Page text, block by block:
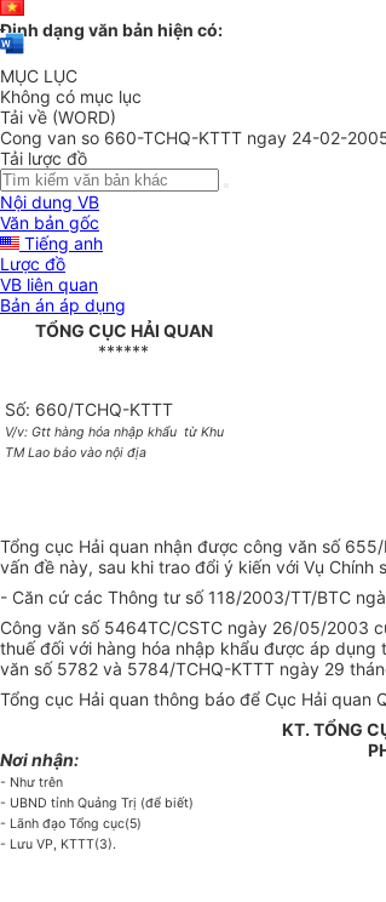
Định dạng văn bản hiện có:
MỤC LỤC
Không có mục lục
Tải về (WORD)
Cong van so 660-TCHQ-KTTT ngay 24-02-
Tải lược đồ
Nội dung VB
Văn bản gốc
Tiếng anh
Lược đồ
VB liên quan
Bản án áp dụng
TỔNG CỤC HẢI QUAN
******
Số: 660/TCHQ-KTTT
V/v: Gtt hàng hóa nhập khẩu từ Khu
TM Lao bảo vào nội địa
Tổng cục Hải quan nhận được công văn số
vấn đề này, sau khi trao đổi ý kiến với Vụ Chính
- Căn cứ các Thông tư số 118/2003/TT/BTC
Công văn số 5464TC/CSTC ngày 26/05/2003
thuế đối với hàng hóa nhập khẩu được áp
văn số 5782 và 5784/TCHQ-KTTT ngày 29
Tổng cục Hải quan thông báo để Cục Hải quan
Nơi nhận:
- Như trên
- UBND tỉnh Quảng Trị (để biết)
- Lãnh đạo Tổng cục(5)
- Lưu VP, KTTT(3).
KT. TỔNG